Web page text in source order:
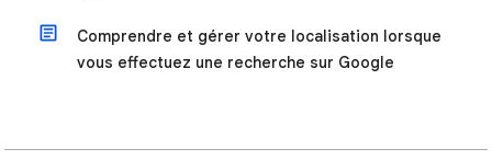
Comprendre et gérer votre localisation lorsque
vous effectuez une recherche sur Google